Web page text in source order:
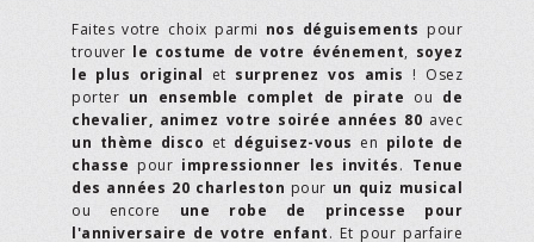
Faites votre choix parmi nos déguisements pour
trouver le costume de votre événement, soyez
le plus original et surprenez vos amis ! Osez
porter un ensemble complet de pirate ou de
chevalier, animez votre soirée années 80 avec
un thème disco et déguisez-vous en pilote de
chasse pour impressionner les invités. Tenue
des années 20 charleston pour un quiz musical
ou encore une robe de princesse pour
l'anniversaire de votre enfant. Et pour parfaire